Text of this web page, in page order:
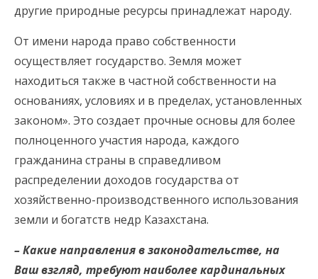
другие природные ресурсы принадлежат народу.
От имени народа право собственности
осуществляет государство. Земля может
находиться также в частной собственности на
основаниях, условиях и в пределах, установленных
законом». Это создает прочные основы для более
полноценного участия народа, каждого
гражданина страны в справедливом
распределении доходов государства от
хозяйственно-производственного использования
земли и богатств недр Казахстана.
– Какие направления в законодательстве, на
Ваш взгляд, требуют наиболее кардинальных